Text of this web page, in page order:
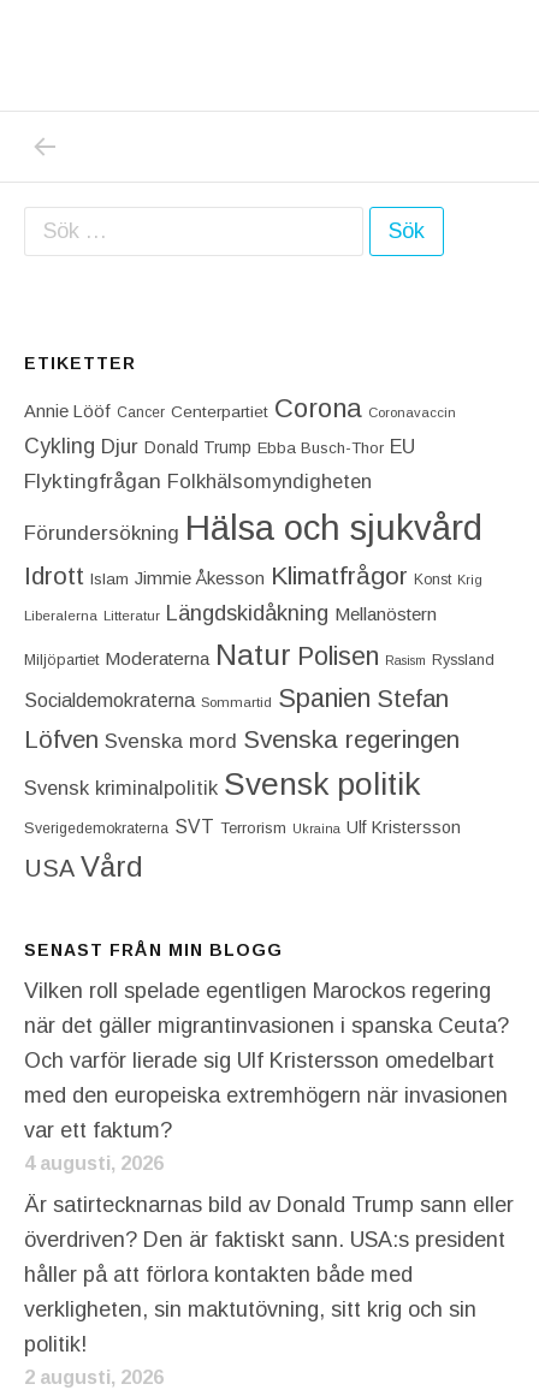
Inläggsnavigering
Sök efter:
ETIKETTER
Annie Lööf Cancer Centerpartiet‎ Corona Coronavaccin
Cykling Djur Donald Trump Ebba Busch-Thor EU
Flyktingfrågan Folkhälsomyndigheten
Förundersökning Hälsa och sjukvård
Idrott Islam Jimmie Åkesson Klimatfrågor Konst Krig
Liberalerna Litteratur Längdskidåkning Mellanöstern
Miljöpartiet Moderaterna Natur Polisen Rasism Ryssland
Socialdemokraterna Sommartid Spanien Stefan
Löfven Svenska mord Svenska regeringen
Svensk kriminalpolitik Svensk politik
Sverigedemokraterna SVT Terrorism Ukraina Ulf Kristersson
USA Vård
SENAST FRÅN MIN BLOGG
Vilken roll spelade egentligen Marockos regering
när det gäller migrantinvasionen i spanska Ceuta?
Och varför lierade sig Ulf Kristersson omedelbart
med den europeiska extremhögern när invasionen
var ett faktum?
4 augusti, 2026
Är satirtecknarnas bild av Donald Trump sann eller
överdriven? Den är faktiskt sann. USA:s president
håller på att förlora kontakten både med
verkligheten, sin maktutövning, sitt krig och sin
politik!
2 augusti, 2026